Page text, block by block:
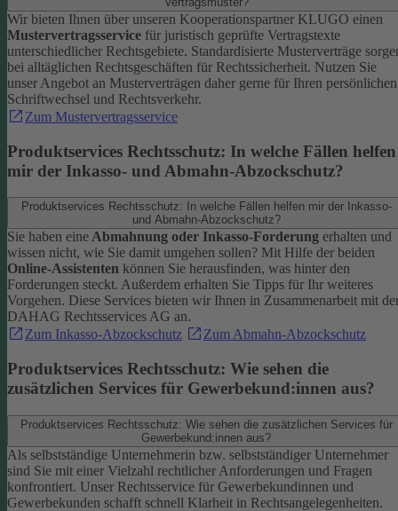
Wir bieten Ihnen über unseren Kooperationspartner KLUGO einen
Mustervertragsservice für juristisch geprüfte Vertragstexte
unterschiedlicher Rechtsgebiete. Standardisierte Musterverträge
bei alltäglichen Rechtsgeschäften für Rechtssicherheit. Nutzen Sie
unser Angebot an Musterverträgen daher gerne für Ihren persönlichen
Schriftwechsel und Rechtsverkehr.
Zum Mustervertragsservice
Produktservices Rechtsschutz: In welche Fällen helfen
mir der Inkasso- und Abmahn-Abzockschutz?
Produktservices Rechtsschutz: In welche Fällen helfen mir der Inkasso-
und Abmahn-Abzockschutz?
Sie haben eineAbmahnung oder Inkasso-Forderung erhalten und
wissen nicht, wie Sie damit umgehen sollen? Mit Hilfe der beiden
Online-Assistenten können Sie herausfinden, was hinter den
Forderungen steckt. Außerdem erhalten Sie Tipps für Ihr weiteres
Vorgehen. Diese Services bieten wir Ihnen in Zusammenarbeit mit
DAHAG Rechtsservices AG an.
Zum Inkasso-Abzockschutz
Zum Abmahn-Abzockschutz
Produktservices Rechtsschutz: Wie sehen die
zusätzlichen Services für Gewerbekund:innen aus?
Produktservices Rechtsschutz: Wie sehen die zusätzlichen Services für
Gewerbekund:innen aus?
Als selbstständige Unternehmerin bzw. selbstständiger Unternehmer
sind Sie mit einer Vielzahl rechtlicher Anforderungen und Fragen
konfrontiert. Unser Rechtsservice für Gewerbekundinnen und
Gewerbekunden schafft schnell Klarheit in Rechtsangelegenheiten.